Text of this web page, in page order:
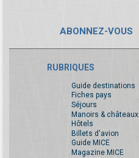
ABONNEZ-VOUS
RUBRIQUES
Guide destinations
Fiches pays
Séjours
Manoirs & châteaux
Hôtels
Billets d'avion
Guide MICE
Magazine MICE